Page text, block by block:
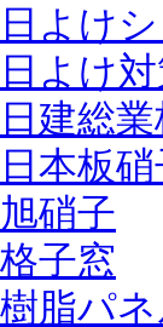
日よけ
日よけ
日建総
日本板
旭硝子
格子窓
樹脂パ